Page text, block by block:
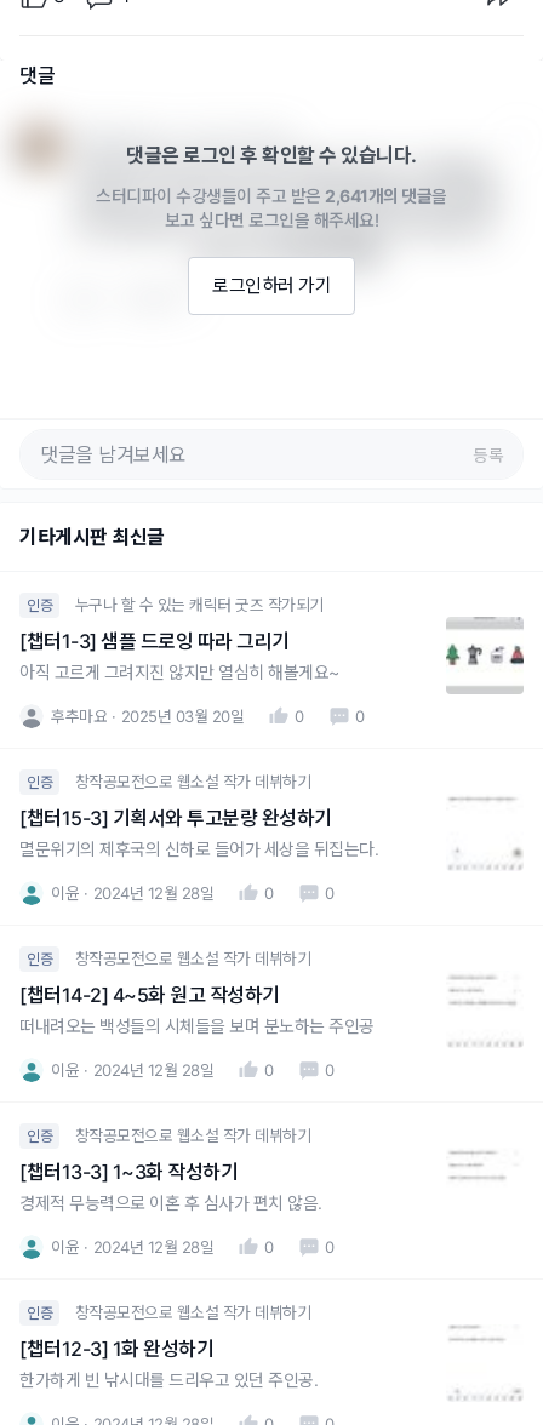
댓글
브러쉬에 따라 진짜 느낌이 확확 달라지는 것 같애요!!
떡볶이님 그림 보고 글 읽기도 전에 리정님이라 생각했
는데 맞았어요><!!ㅋㅋ 옷 주름 표현을 너무 잘하셔서
깜놀!! 멋지세용!!🥰👍♥️
댓글은 로그인 후 확인할 수 있습니다.
스터디파이 수강생들이 주고 받은 2,641개의 댓글을
보고 싶다면 로그인을 해주세요!
로그인하러 가기
등록
기타게시판 최신글
인증 누구나 할 수 있는 캐릭터 굿즈 작가되기
[챕터1-3] 샘플 드로잉 따라 그리기
아직 고르게 그려지진 않지만 열심히 해볼게요~
후추마요 2025년 03월 20일 0 0
인증 창작공모전으로 웹소설 작가 데뷔하기
[챕터15-3] 기획서와 투고분량 완성하기
멸문위기의 제후국의 신하로 들어가 세상을 뒤집는다.
이윤 2024년 12월 28일 0 0
인증 창작공모전으로 웹소설 작가 데뷔하기
[챕터14-2] 4~5화 원고 작성하기
떠내려오는 백성들의 시체들을 보며 분노하는 주인공
이윤 2024년 12월 28일 0 0
인증 창작공모전으로 웹소설 작가 데뷔하기
[챕터13-3] 1~3화 작성하기
경제적 무능력으로 이혼 후 심사가 편치 않음.
이윤 2024년 12월 28일 0 0
인증 창작공모전으로 웹소설 작가 데뷔하기
[챕터12-3] 1화 완성하기
한가하게 빈 낚시대를 드리우고 있던 주인공.